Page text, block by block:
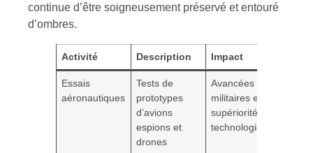
continue d’être soigneusement préservé et entouré
d’ombres.
Activité Description Impact
Essais
aéronautiques
Tests de
prototypes
d’avions
espions et
drones
Avancées
militaires et
supériorité
technologique